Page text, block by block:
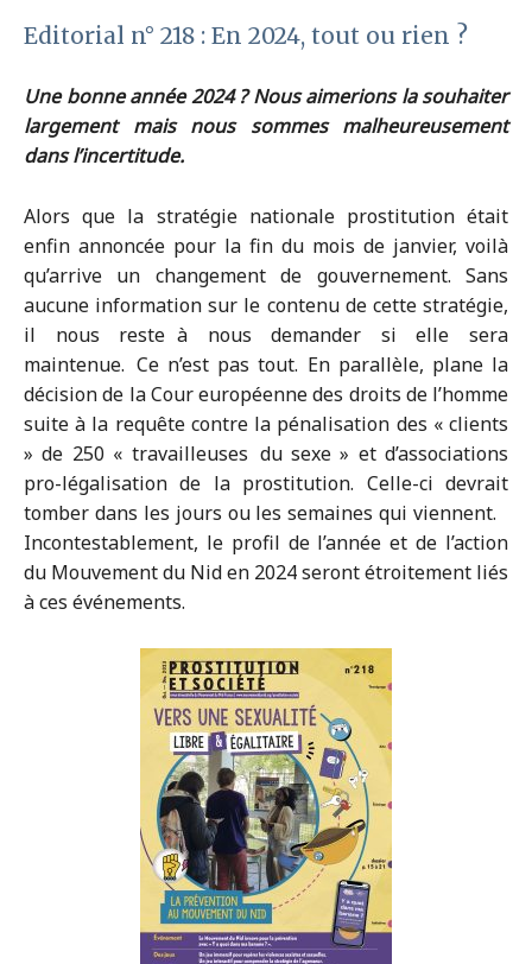
Editorial n° 218 : En 2024, tout ou rien ?
Une bonne année 2024 ? Nous aimerions la souhaiter
largement mais nous sommes malheureusement
dans l’incertitude.
Alors que la stratégie nationale prostitution était
enfin annoncée pour la fin du mois de janvier, voilà
qu’arrive un changement de gouvernement. Sans
aucune information sur le contenu de cette stratégie,
il nous reste à nous demander si elle sera
maintenue. Ce n’est pas tout. En parallèle, plane la
décision de la Cour européenne des droits de l’homme
suite à la requête contre la pénalisation des « clients
» de 250 « travailleuses du sexe » et d’associations
pro-légalisation de la prostitution. Celle-ci devrait
tomber dans les jours ou les semaines qui viennent.
Incontestablement, le profil de l’année et de l’action
du Mouvement du Nid en 2024 seront étroitement liés
à ces événements.